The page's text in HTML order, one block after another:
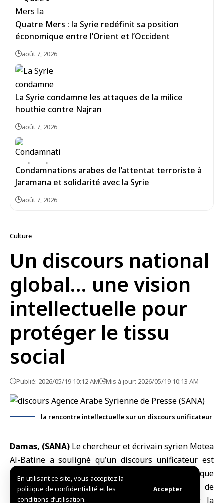
En utilisant ce site, vous acceptez la
politique de confidentialité et les
conditions d’utilisation.
Accepter
Quatre Mers : la Syrie redéfinit sa position
économique entre l’Orient et l’Occident
août 7, 2026
La Syrie condamne les attaques de la milice
houthie contre Najran
août 7, 2026
Condamnations arabes de l’attentat terroriste à
Jaramana et solidarité avec la Syrie
août 7, 2026
Culture
Un discours national
global… une vision
intellectuelle pour
protéger le tissu
social
Publié: 2026/05/19 10:12 AM Mis à jour: 2026/05/19 10:13 AM
la rencontre intellectuelle sur un discours unificateur
Damas, (SANA) Le chercheur et écrivain syrien Motea
Al-Batine a souligné qu’un discours unificateur est
une nécessité urgente compte tenu des défis que
traverse le pays, insistant sur l’importance de
sensibiliser l’opinion publique et de protéger la